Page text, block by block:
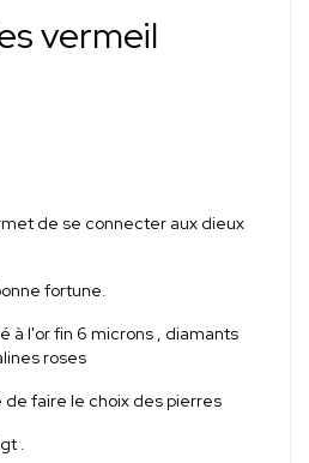
vermeil
de se connecter aux dieux
fortune.
à l'or fin 6 microns , diamants
roses
faire le choix des pierres
.